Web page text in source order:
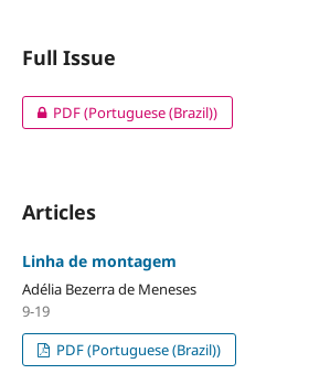
Full Issue
PDF (Portuguese (Brazil))
Articles
Linha de montagem
Adélia Bezerra de Meneses
9-19
PDF (Portuguese (Brazil))